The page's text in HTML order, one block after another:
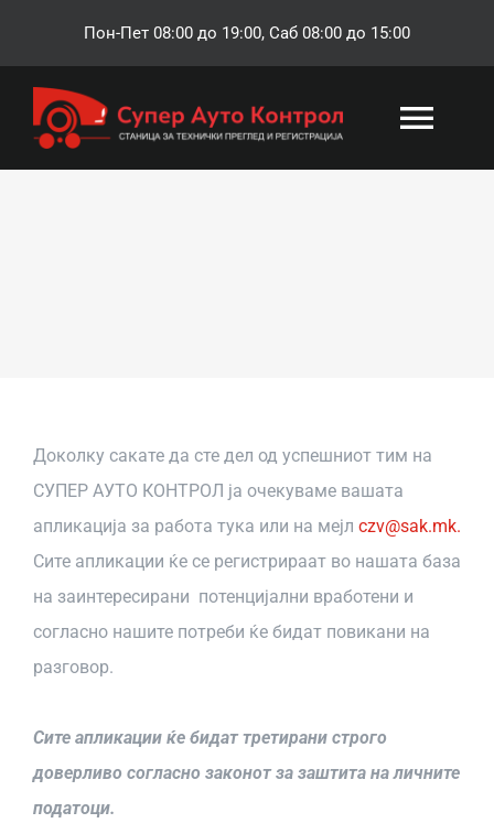
content
Пон-Пет 08:00 до 19:00, Саб 08:00 до 15:00
ДОКУМЕНТИ
ЗА НАС
Доколку сакате да сте дел од успешниот тим на
СУПЕР АУТО КОНТРОЛ ја очекуваме вашата
апликација за работа тука или на мејл czv@sak.mk.
Сите апликации ќе се регистрираат во нашата база
на заинтересирани потенцијални вработени и
согласно нашите потреби ќе бидат повикани на
разговор.
Сите апликации ќе бидат третирани строго
доверливо согласно законот за заштита на личните
податоци.